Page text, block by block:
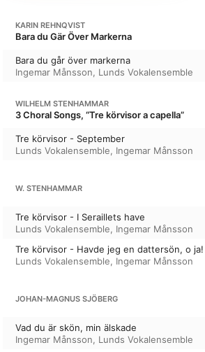
KARIN REHNQVIST
Bara du Gär Över Markerna
Bara du går över markerna
Ingemar Månsson, Lunds Vokalensemble
WILHELM STENHAMMAR
3 Choral Songs, “Tre körvisor a capella”
Tre körvisor - September
Lunds Vokalensemble, Ingemar Månsson
W. STENHAMMAR
Tre körvisor - I Seraillets have
Lunds Vokalensemble, Ingemar Månsson
Tre körvisor - Havde jeg en dattersön, o ja!
Lunds Vokalensemble, Ingemar Månsson
JOHAN-MAGNUS SJÖBERG
Vad du är skön, min älskade
Ingemar Månsson, Lunds Vokalensemble